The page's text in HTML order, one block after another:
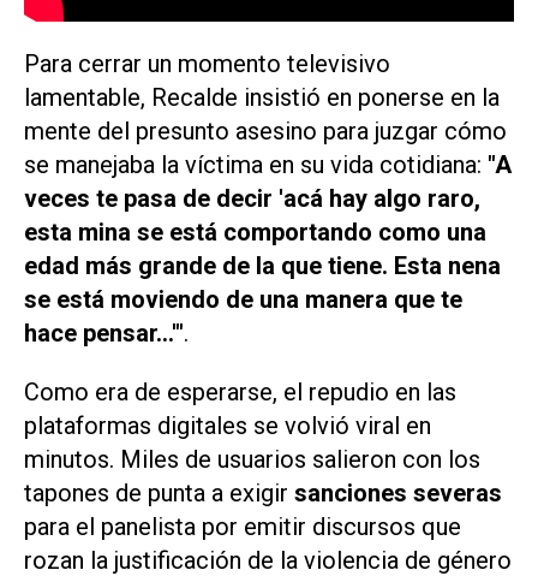
Para cerrar un momento televisivo
lamentable, Recalde insistió en ponerse en la
mente del presunto asesino para juzgar cómo
se manejaba la víctima en su vida cotidiana: "A
veces te pasa de decir 'acá hay algo raro,
esta mina se está comportando como una
edad más grande de la que tiene. Esta nena
se está moviendo de una manera que te
hace pensar...'".
Como era de esperarse, el repudio en las
plataformas digitales se volvió viral en
minutos. Miles de usuarios salieron con los
tapones de punta a exigir sanciones severas
para el panelista por emitir discursos que
rozan la justificación de la violencia de género